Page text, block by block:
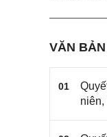
VĂN
01
niên,